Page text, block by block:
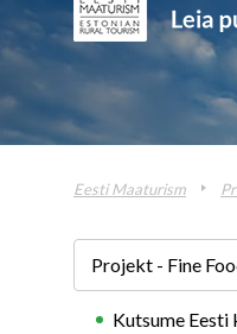
Eesti Maaturism
Projekt - Fine
Kutsume